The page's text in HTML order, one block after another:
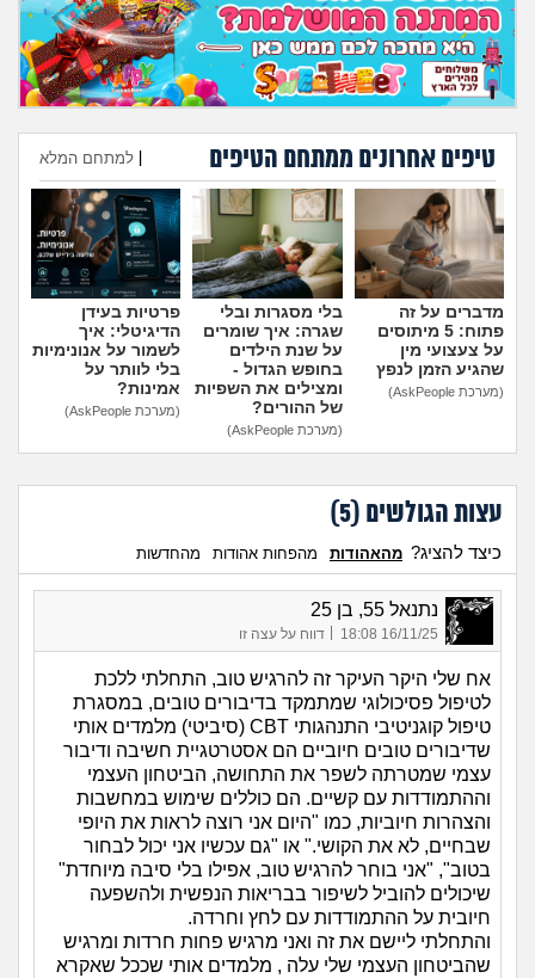
מה שעובר עליי
שומרים על הגוף
פיננסי וכלכלה
בין הסדינים
חיות מחמד
יוקר המחיה
גאווה
טיפים אחרונים ממתחם הטיפים למתחם המלא
הוספת טיפ
מדברים על זה
פתוח: 5 מיתוסים
על צעצועי מין
שהגיע הזמן לנפץ
(מערכת AskPeople)
בלי מסגרות ובלי
שגרה: איך שומרים
על שנת הילדים
בחופש הגדול -
ומצילים את השפיות
של ההורים?
(מערכת AskPeople)
פרטיות בעידן
הדיגיטלי: איך
לשמור על אנונימיות
בלי לוותר על
אמינות?
(מערכת AskPeople)
עצות הגולשים (5
)
כיצד להציג? מהאהודות מהפחות אהודות מהחדשות
נתנאל 55, בן 25
16/11/25 18:08 דווח על עצה זו
אח שלי היקר העיקר זה להרגיש טוב, התחלתי ללכת
לטיפול פסיכולוגי שמתמקד בדיבורים טובים, במסגרת
טיפול קוגניטיבי התנהגותי CBT (סיביטי) מלמדים אותי
שדיבורים טובים חיוביים הם אסטרטגיית חשיבה ודיבור
עצמי שמטרתה לשפר את התחושה, הביטחון העצמי
וההתמודדות עם קשיים. הם כוללים שימוש במחשבות
והצהרות חיוביות, כמו "היום אני רוצה לראות את היופי
שבחיים, לא את הקושי." או "גם עכשיו אני יכול לבחור
בטוב", "אני בוחר להרגיש טוב, אפילו בלי סיבה מיוחדת"
שיכולים להוביל לשיפור בבריאות הנפשית ולהשפעה
חיובית על ההתמודדות עם לחץ וחרדה.
והתחלתי ליישם את זה ואני מרגיש פחות חרדות ומרגיש
שהביטחון העצמי שלי עלה , מלמדים אותי שככל שאקרא